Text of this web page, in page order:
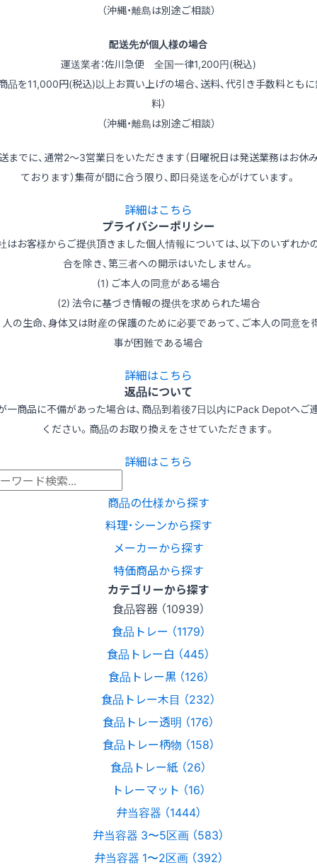
（沖縄・離島は別途ご相談）
配送先が個人様の場合
運送業者：佐川急便 全国一律1,200円(税込)
品を11,000円(税込)以上お買い上げの場合、送料、代引き手数料とも
料）
（沖縄・離島は別途ご相談）
までに、通常2～3営業日をいただきます（日曜祝日は発送業務はお休
ております）集荷が間に合う限り、即日発送を心がけています。
詳細はこちら
プライバシーポリシー
はお客様からご提供頂きました個人情報については、以下のいずれか
合を除き、第三者への開示はいたしません。
(1) ご本人の同意がある場合
(2) 法令に基づき情報の提供を求められた場合
の生命、身体又は財産の保護のために必要であって、ご本人の同意を
事が困難である場合
詳細はこちら
返品について
一商品に不備があった場合は、商品到着後7日以内にPack Depotへご
ください。商品のお取り換えをさせていただきます。
詳細はこちら
商品の仕様から探す
料理･シーンから探す
メーカーから探す
特価商品から探す
カテゴリーから探す
食品容器 （10939）
食品トレー （1179）
食品トレー白 （445）
食品トレー黒 （126）
食品トレー木目 （232）
食品トレー透明 （176）
食品トレー柄物 （158）
食品トレー紙 （26）
トレーマット （16）
弁当容器 （1444）
弁当容器 3〜5区画 （583）
弁当容器 1〜2区画 （392）